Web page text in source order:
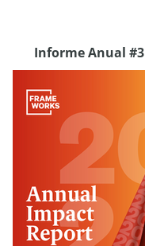
Informe Anual #3